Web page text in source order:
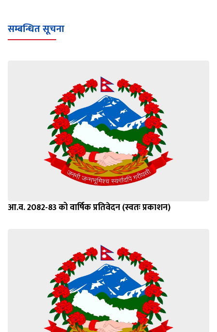
सम्बन्धित सूचना
आ.व. 2082-83 को वार्षिक प्रतिवेदन (स्वतः प्रकाशन)